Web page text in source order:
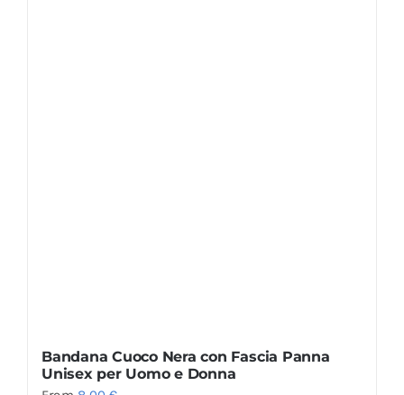
Bandana Cuoco Nera con Fascia Panna
Unisex per Uomo e Donna